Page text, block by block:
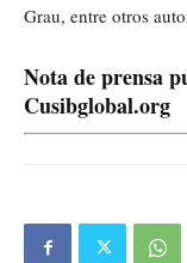
Grau, entre otros
Nota de prensa
Cusibglobal.org